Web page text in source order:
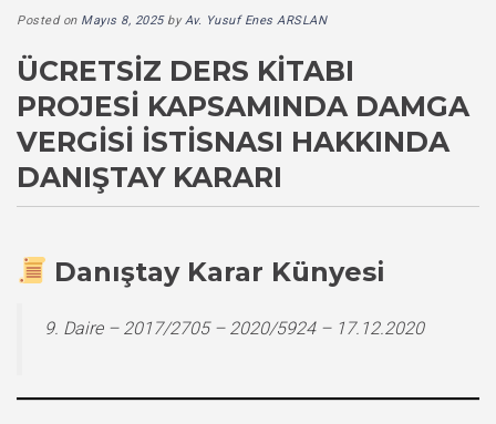
Posted on Mayıs 8, 2025byAv. Yusuf Enes ARSLAN
ÜCRETSIZ DERS KITABI
PROJESI KAPSAMINDA DAMGA
VERGISI İSTISNASI HAKKINDA
DANIŞTAY KARARI
Danıştay Karar Künyesi
9. Daire – 2017/2705 – 2020/5924 – 17.12.2020